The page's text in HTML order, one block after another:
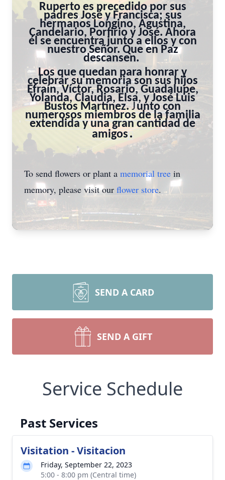
Ruperto es precedido por sus
padres José y Francisca; sus
hermanos Longino, Agustina,
Candelario, Porfirio y José. Ahora
él se encuentra junto a ellos y con
nuestro Señor. Que en Paz
descansen.
Los que quedan para honrar y
celebrar su memoria son sus hijos
Efraín, Víctor, Rosario, Guadalupe,
Yolanda, Claudia, Elsa, y José Luis
Bustos Martínez.Junto con
numerosos miembros de la familia
extendida y una gran cantidad de
amigos.
To send flowers or plant a memorial tree in
memory, please visit our flower store.
SEND A CARD
SEND A GIFT
Service Schedule
Past Services
Visitation - Visitacion
Friday, September 22, 2023
5:00 - 8:00 pm (Central time)